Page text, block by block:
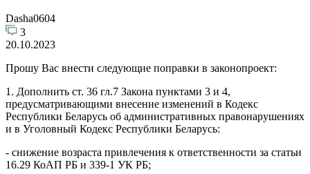
Dasha0604
3
20.10.2023
Прошу Вас внести следующие поправки в законопроект:
1. Дополнить ст. 36 гл.7 Закона пунктами 3 и 4,
предусматривающими внесение изменений в Кодекс
Республики Беларусь об административных правонарушениях
и в Уголовный Кодекс Республики Беларусь:
- снижение возраста привлечения к ответственности за статьи
16.29 КоАП РБ и 339-1 УК РБ;